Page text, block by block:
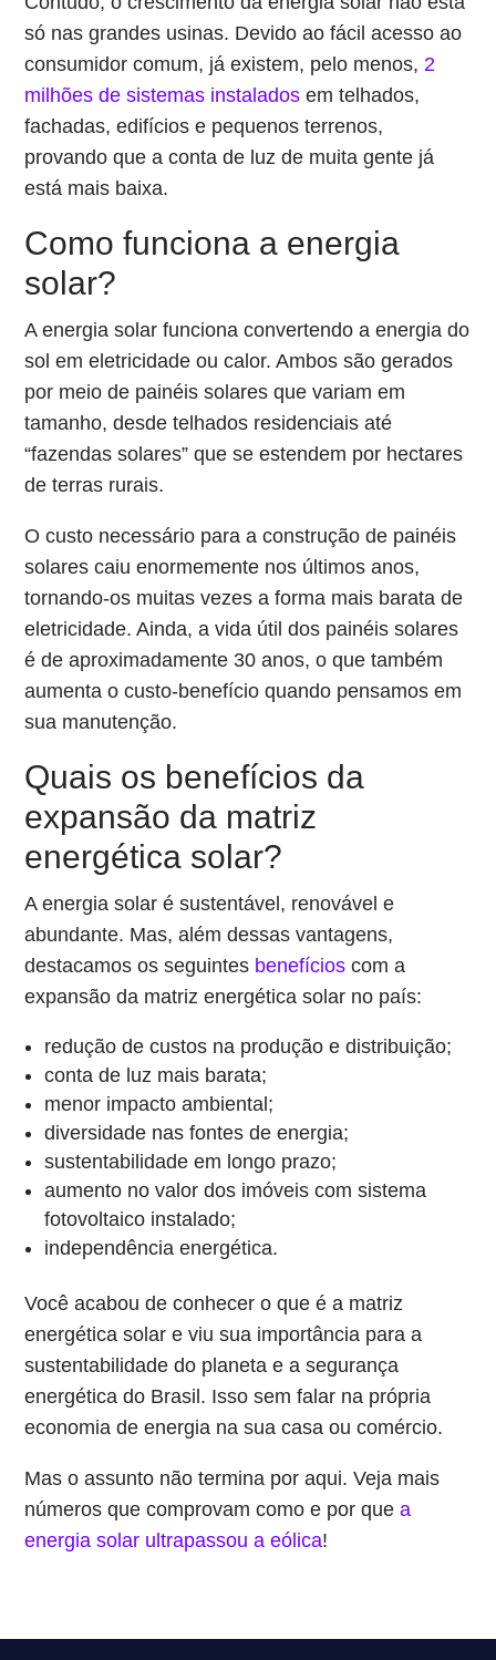
só nas grandes usinas. Devido ao fácil acesso ao
consumidor comum, já existem, pelo menos,2
milhões de sistemas instalados em telhados,
fachadas, edifícios e pequenos terrenos,
provando que a conta de luz de muita gente já
está mais baixa.
Como funciona a energia
solar?
A energia solar funciona convertendo a energia do
sol em eletricidade ou calor. Ambos são gerados
por meio de painéis solares que variam em
tamanho, desde telhados residenciais até
“fazendas solares” que se estendem por hectares
de terras rurais.
O custo necessário para a construção de painéis
solares caiu enormemente nos últimos anos,
tornando-os muitas vezes a forma mais barata de
eletricidade. Ainda, a vida útil dos painéis solares
é de aproximadamente 30 anos, o que também
aumenta o custo-benefício quando pensamos em
sua manutenção.
Quais os benefícios da
expansão da matriz
energética solar?
A energia solar é sustentável, renovável e
abundante. Mas, além dessas vantagens,
destacamos os seguintes benefícios com a
expansão da matriz energética solar no país:
redução de custos na produção e distribuição;
conta de luz mais barata;
menor impacto ambiental;
diversidade nas fontes de energia;
sustentabilidade em longo prazo;
aumento no valor dos imóveis com sistema
fotovoltaico instalado;
independência energética.
Você acabou de conhecer o que é a matriz
energética solar e viu sua importância para a
sustentabilidade do planeta e a segurança
energética do Brasil. Isso sem falar na própria
economia de energia na sua casa ou comércio.
Mas o assunto não termina por aqui. Veja mais
números que comprovam como e por quea
energia solar ultrapassou a eólica!